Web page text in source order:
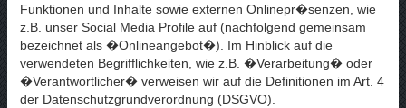
Funktionen und Inhalte sowie externen Onlinepr�senzen, wie
z.B. unser Social Media Profile auf (nachfolgend gemeinsam
bezeichnet als �Onlineangebot�). Im Hinblick auf die
verwendeten Begrifflichkeiten, wie z.B. �Verarbeitung� oder
�Verantwortlicher� verweisen wir auf die Definitionen im Art. 4
der Datenschutzgrundverordnung (DSGVO).